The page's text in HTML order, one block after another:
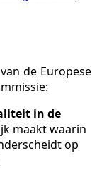
de Europese
in de
maakt waarin
op